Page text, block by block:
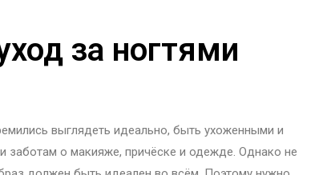
за ногтями
выглядеть идеально, быть ухоженными и
заботам о макияже, причёске и одежде. Однако не